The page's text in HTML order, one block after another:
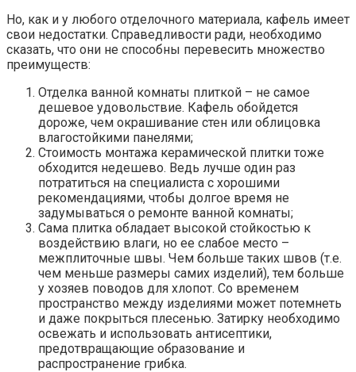
Но, как и у любого отделочного материала, кафель имеет
свои недостатки. Справедливости ради, необходимо
сказать, что они не способны перевесить множество
преимуществ:
Отделка ванной комнаты плиткой – не самое
дешевое удовольствие. Кафель обойдется
дороже, чем окрашивание стен или облицовка
влагостойкими панелями;
Стоимость монтажа керамической плитки тоже
обходится недешево. Ведь лучше один раз
потратиться на специалиста с хорошими
рекомендациями, чтобы долгое время не
задумываться о ремонте ванной комнаты;
Сама плитка обладает высокой стойкостью к
воздействию влаги, но ее слабое место –
межплиточные швы. Чем больше таких швов (т.е.
чем меньше размеры самих изделий), тем больше
у хозяев поводов для хлопот. Со временем
пространство между изделиями может потемнеть
и даже покрыться плесенью. Затирку необходимо
освежать и использовать антисептики,
предотвращающие образование и
распространение грибка.